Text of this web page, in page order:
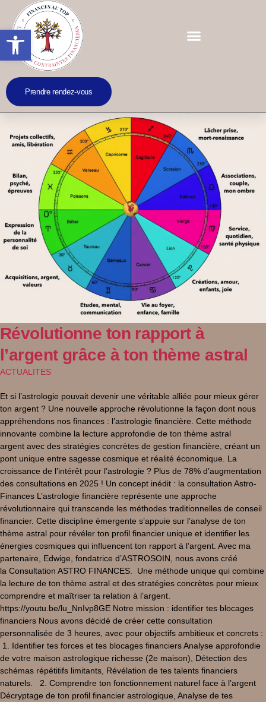
Ouvrir la barre d’outils
Prendre rendez-vous
Révolutionne ton rapport à
l’argent grâce à ton thème astral
ACTUALITES
Et si l’astrologie pouvait devenir une véritable alliée pour mieux gérer
ton argent ? Une nouvelle approche révolutionne la façon dont nous
appréhendons nos finances : l’astrologie financière. Cette méthode
innovante combine la lecture approfondie de ton thème astral
argent avec des stratégies concrètes de gestion financière, créant un
pont unique entre sagesse cosmique et réalité économique. La
croissance de l’intérêt pour l’astrologie ? Plus de 78% d’augmentation
des consultations en 2025 ! Un concept inédit : la consultation Astro-
Finances L’astrologie financière représente une approche
révolutionnaire qui transcende les méthodes traditionnelles de conseil
financier. Cette discipline émergente s’appuie sur l’analyse de ton
thème astral pour révéler ton profil financier unique et identifier les
énergies cosmiques qui influencent ton rapport à l’argent. Avec ma
partenaire, Edwige, fondatrice d’ASTROSOIN, nous avons créé
la Consultation ASTRO FINANCES. Une méthode unique qui combine
la lecture de ton thème astral et des stratégies concrètes pour mieux
comprendre et maîtriser ta relation à l’argent.
https://youtu.be/lu_NnIvp8GE Notre mission : identifier tes blocages
financiers Nous avons décidé de créer cette consultation
personnalisée de 3 heures, avec pour objectifs ambitieux et concrets :
1. Identifier tes forces et tes blocages financiers Analyse approfondie
de votre maison astrologique richesse (2e maison), Détection des
schémas répétitifs limitants, Révélation de tes talents financiers
naturels. 2. Comprendre ton fonctionnement naturel face à l’argent
Décryptage de ton profil financier astrologique, Analyse de tes